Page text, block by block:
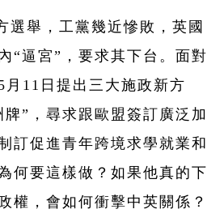
選舉，工黨幾近慘敗，英國
“逼宮”，要求其下台。面對
月11日提出三大施政新方
”，尋求跟歐盟簽訂廣泛加
訂促進青年跨境求學就業和
何要這樣做？如果他真的下
權，會如何衝擊中英關係？